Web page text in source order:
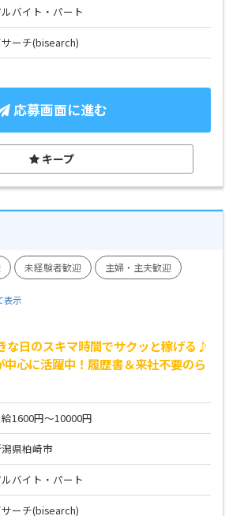
ルバイト・パート
サーチ(bisearch)
応募画面に進む
キープ
未経験者歓迎
主婦・主夫歓迎
表示
日のスキマ時間でサクッと稼げる♪
心に活躍中！履歴書＆来社不要のら
給1600円～10000円
県柏崎市
ルバイト・パート
サーチ(bisearch)